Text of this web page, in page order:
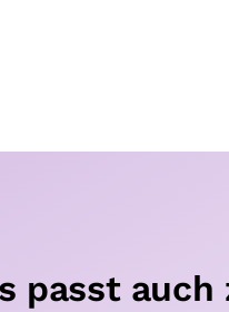
passt